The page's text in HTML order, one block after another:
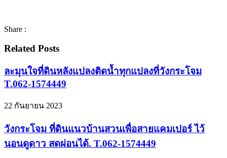
Share :
Related Posts
ละมุนใจที่ดินหลังแปลงติดน้ำทุกแปลงที่วังกระโจม
T.062-1574449
22 กันยายน 2023
วังกระโจม ที่ดินแนวบ้านสวนเพื่อสายแคมเปอร์ ไว้
นอนดูดาว สดผ่อนได้. T.062-1574449